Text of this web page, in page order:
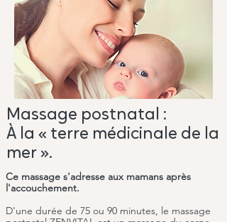
Massage postnatal :
À la « terre médicinale de la
mer ».
Ce massage s'adresse aux mamans après
l'accouchement.
D'une durée de 75 ou 90 minutes, le massage